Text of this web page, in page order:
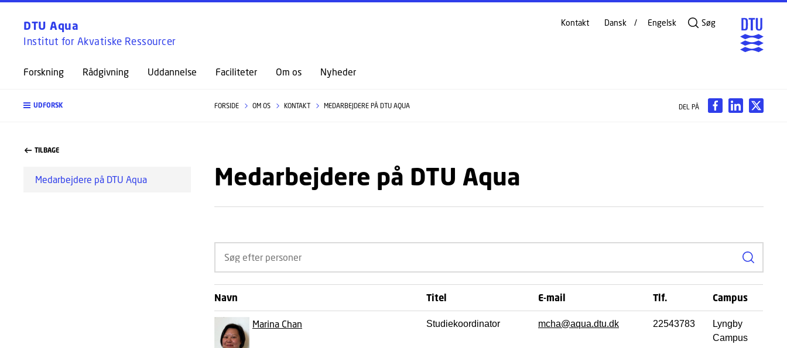
GÅ TIL PRIMÆRT INDHOLD (TRYK ENTER).
DTU Aqua
Institut for Akvatiske Ressourcer
Forskning Rådgivning Uddannelse Faciliteter Om os Nyheder
Kontakt Dansk Engelsk Søg
UDFORSK FORSIDE OM OS KONTAKT MEDARBEJDERE PÅ DTU AQUA DEL PÅ
TILBAGE
Medarbejdere på DTU Aqua Medarbejdere på DTU Aqua
Søg
Navn Titel E-mail Tlf. Campus
Marina Chan Studiekoordinator mcha@aqua.dtu.dk 22543783
Lyngby
Campus